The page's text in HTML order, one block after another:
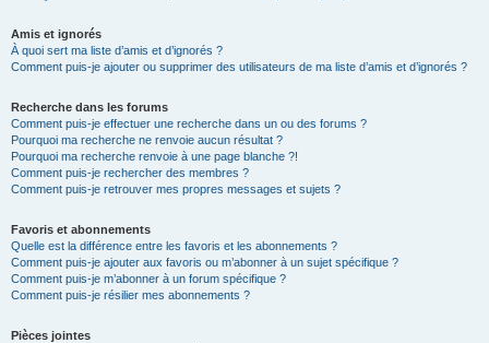
Amis et ignorés
À quoi sert ma liste d’amis et d’ignorés ?
Comment puis-je ajouter ou supprimer des utilisateurs de ma liste d’amis et d’ignorés ?
Recherche dans les forums
Comment puis-je effectuer une recherche dans un ou des forums ?
Pourquoi ma recherche ne renvoie aucun résultat ?
Pourquoi ma recherche renvoie à une page blanche ?!
Comment puis-je rechercher des membres ?
Comment puis-je retrouver mes propres messages et sujets ?
Favoris et abonnements
Quelle est la différence entre les favoris et les abonnements ?
Comment puis-je ajouter aux favoris ou m’abonner à un sujet spécifique ?
Comment puis-je m’abonner à un forum spécifique ?
Comment puis-je résilier mes abonnements ?
Pièces jointes